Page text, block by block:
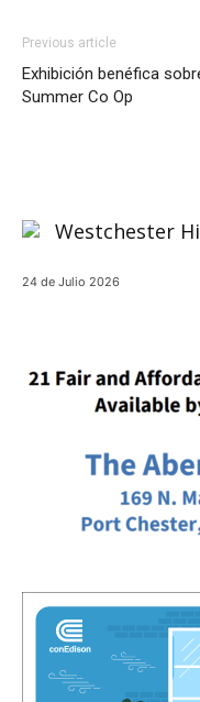
Previous article
Exhibición benéfica
Summer Co Op
24 de Julio 2026